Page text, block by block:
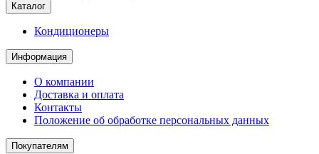
Каталог
Кондиционеры
Информация
О компании
Доставка и оплата
Контакты
Положение об обработке персональных данных
Покупателям